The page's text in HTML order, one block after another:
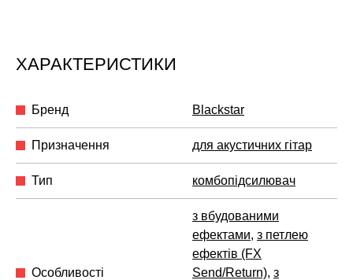
ХАРАКТЕРИСТИКИ
Бренд Blackstar
Призначення для акустичних гітар
Тип комбопідсилювач
Особливості
з вбудованими
ефектами, з петлею
ефектів (FX
Send/Return), з